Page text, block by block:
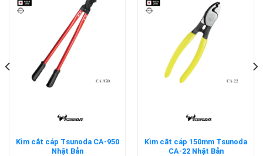
Kìm cắt cáp Tsunoda CA-950
Nhật Bản
Kìm cắt cáp 150mm Tsunoda
CA-22 Nhật Bản